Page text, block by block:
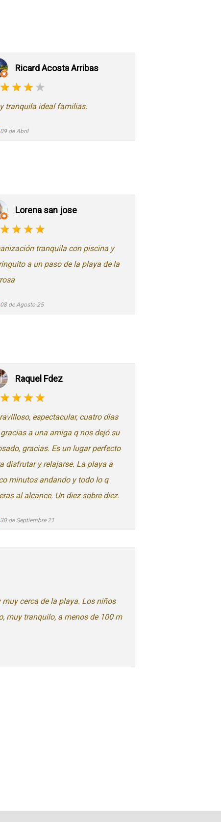
Ricard Acosta Arribas
tranquila ideal familias.
09 de Abril
Lorena san jose
tranquila con piscina y
a un paso de la playa de la
08 de Agosto 25
Raquel Fdez
espectacular, cuatro días
a una amiga q nos dejó su
gracias. Es un lugar perfecto
disfrutar y relajarse. La playa a
minutos andando y todo lo q
al alcance. Un diez sobre diez.
30 de Septiembre 21
cerca de la playa. Los niños
muy tranquilo, a menos de 100 m